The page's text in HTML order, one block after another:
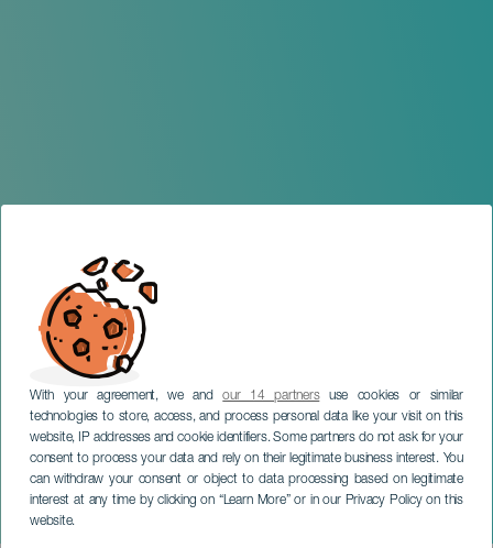
With your agreement, we andour 14 partnersuse cookies or similar
technologies to store, access, and process personal data like your visit on this
website, IP addresses and cookie identifiers. Some partners do not ask for your
consent to process your data and rely on their legitimate business interest. You
can withdraw your consent or object to data processing based on legitimate
interest at any time by clicking on “Learn More” or in our Privacy Policy on this
website.
Weihnachtskonzert der
Insular School of Music
FUERTEVENTURA